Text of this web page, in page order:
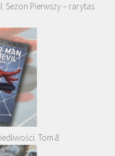
Sezon Pierwszy – rarytas
Tom 8